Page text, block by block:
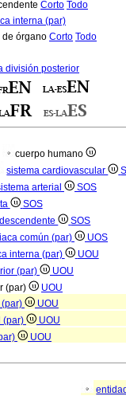
Corto Todo
interna (par)
de órgano Corto Todo
división posterior
cuerpo humano
sistema cardiovascular
arterial
SOS
SOS
SOS
común (par)
UOS
interna (par)
UOU
(par)
UOU
(par)
UOU
UOU
(par)
UOU
UOU